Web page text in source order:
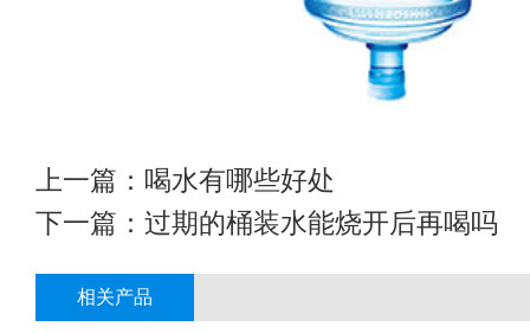
上一篇： 喝水有哪些好处
下一篇： 过期的桶装水能烧开后再喝吗
相关产品